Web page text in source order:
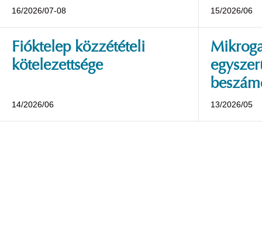
16/2026/07-08 15/2026/06
Fióktelep közzétételi
kötelezettsége
14/2026/06 13/2026/05